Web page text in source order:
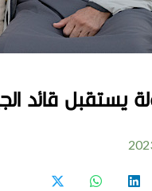
يستقبل قائد